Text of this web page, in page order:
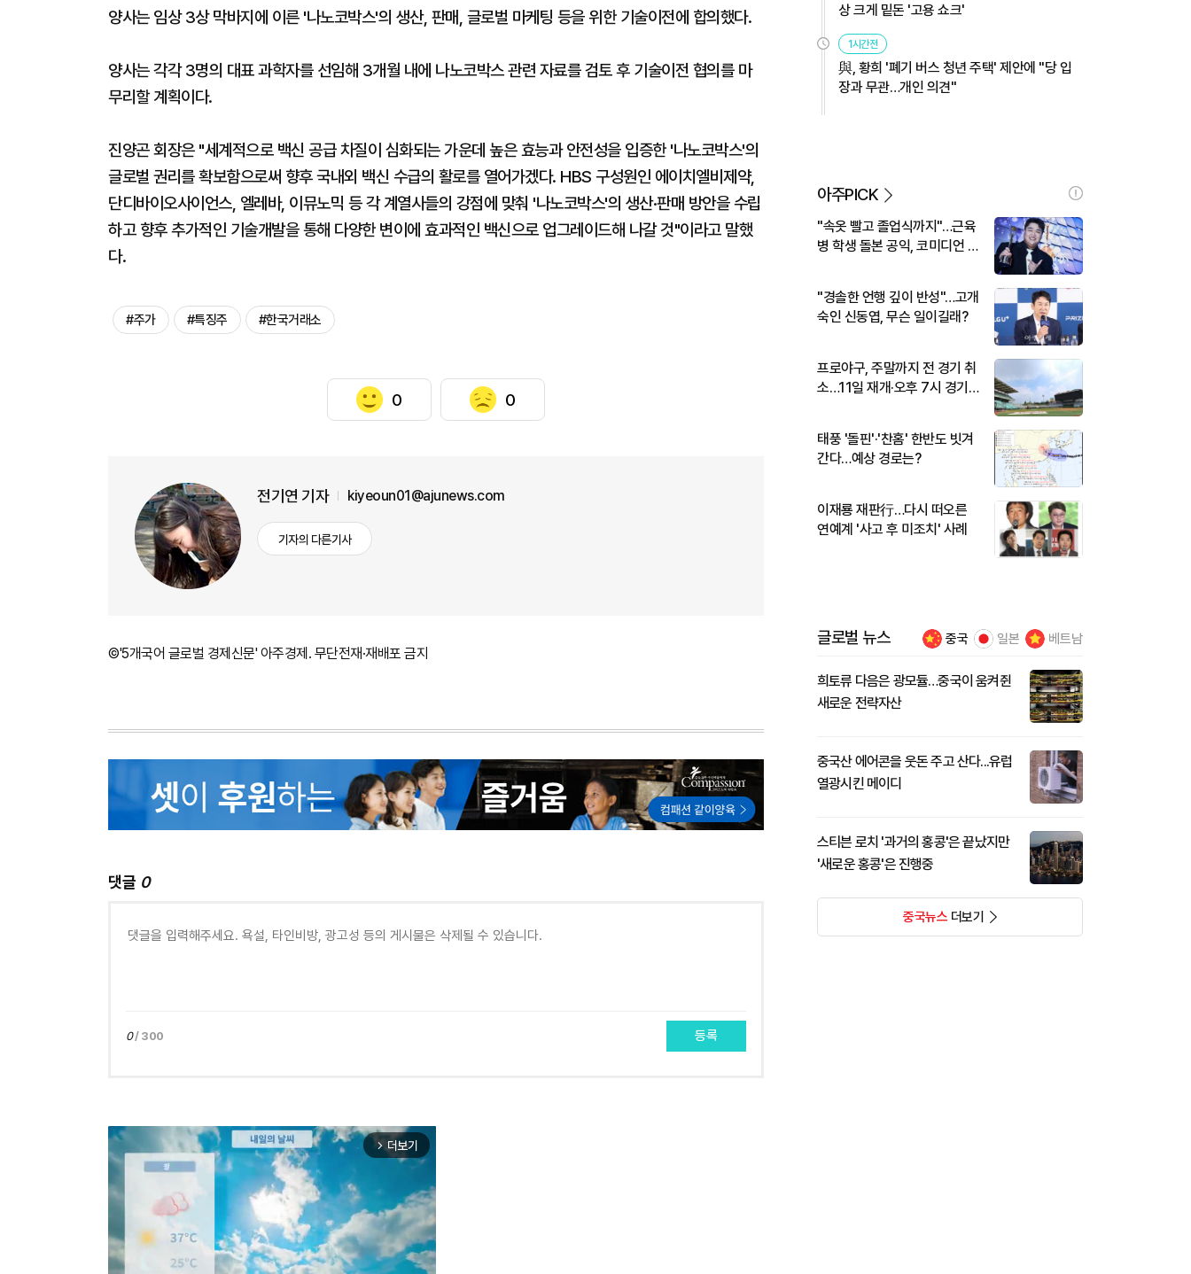
양사는 임상 3상 막바지에 이른 '나노코박스'의 생산, 판매, 글로벌 마케팅 등을 위한 기술이전에 합의했다.
양사는 각각 3명의 대표 과학자를 선임해 3개월 내에 나노코박스 관련 자료를 검토 후 기술이전 협의를 마
무리할 계획이다.
진양곤 회장은 "세계적으로 백신 공급 차질이 심화되는 가운데 높은 효능과 안전성을 입증한 '나노코박스'의
글로벌 권리를 확보함으로써 향후 국내외 백신 수급의 활로를 열어가겠다. HBS 구성원인 에이치엘비제약,
단디바이오사이언스, 엘레바, 이뮤노믹 등 각 계열사들의 강점에 맞춰 '나노코박스'의 생산·판매 방안을 수립
하고 향후 추가적인 기술개발을 통해 다양한 변이에 효과적인 백신으로 업그레이드해 나갈 것"이라고 말했
다.
#주가 #특징주 #한국거래소
0 0
전기연 기자 kiyeoun01@ajunews.com
기자의 다른기사
©'5개국어 글로벌 경제신문' 아주경제. 무단전재·재배포 금지
댓글 0
0/ 300 등록
arrow_forward_ios 더보기
상 크게 밑돈 '고용 쇼크'
1시간전
與, 황희 '폐기 버스 청년 주택' 제안에 "당 입
장과 무관…개인 의견"
아주PICK
"속옷 빨고 졸업식까지"…근육
병 학생 돌본 공익, 코미디언 김
"경솔한 언행 깊이 반성"…고개
숙인 신동엽, 무슨 일이길래?
프로야구, 주말까지 전 경기 취
소…11일 재개·오후 7시 경기
태풍 '돌핀'·'찬홈' 한반도 빗겨
간다…예상 경로는?
이재룡 재판行…다시 떠오른
연예계 '사고 후 미조치' 사례
글로벌 뉴스 중국 일본 베트남
희토류 다음은 광모듈…중국이 움켜쥔
새로운 전략자산
중국산 에어콘을 웃돈 주고 산다...유럽
열광시킨 메이디
스티븐 로치 '과거의 홍콩'은 끝났지만
'새로운 홍콩'은 진행중
중국뉴스더보기